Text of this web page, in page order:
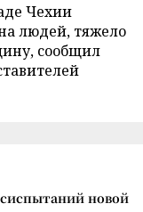
Чехии
людей, тяжело
сообщил
новой